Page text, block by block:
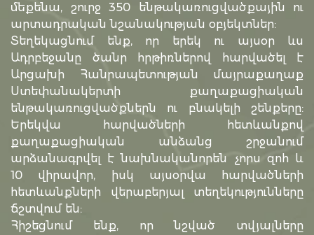
մեքենա, շուրջ 350 ենթակառուցվածքային ու
արտադրական նշանակության օբյեկտներ:
Տեղեկացնում ենք, որ երեկ ու այսօր ևս
Ադրբեջանը ծանր հրթիռներով հարվածել է
Արցախի Հանրապետության մայրաքաղաք
Ստեփանակերտի քաղաքացիական
ենթակառուցվածքներն ու բնակելի շենքերը:
Երեկվա հարվածների հետևանքով
քաղաքացիական անձանց շրջանում
արձանագրվել է նախնականորեն չորս զոհ և
10 վիրավոր, իսկ այսօրվա հարվածների
հետևանքների վերաբերյալ տեղեկությունները
ճշտվում են:
Հիշեցնում ենք, որ նշված տվյալները